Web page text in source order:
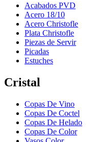
Acabados PVD
Acero 18/10
Acero Christofle
Plata Christofle
Piezas de Servir
Picadas
Estuches
Cristal
Copas De Vino
Copas De Coctel
Copas De Helado
Copas De Color